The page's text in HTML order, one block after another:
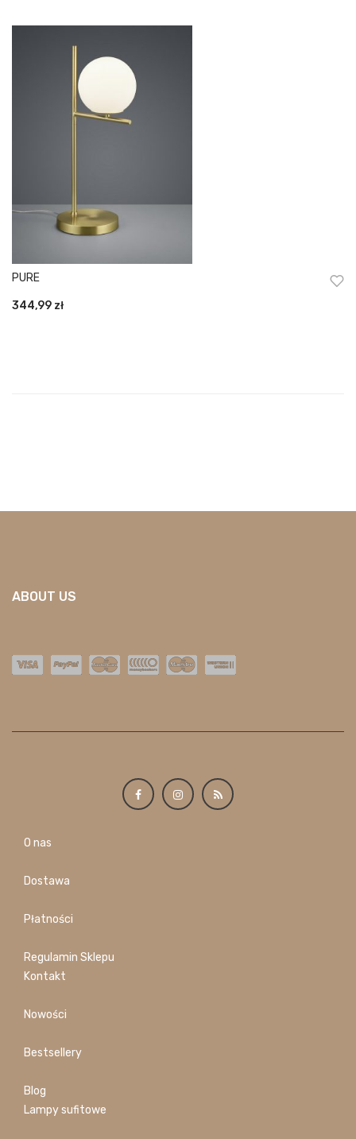
PURE
344,99 zł
ABOUT US
O nas
Dostawa
Płatności
Regulamin Sklepu
Kontakt
Nowości
Bestsellery
Blog
Lampy sufitowe